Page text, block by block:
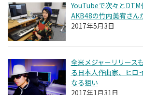
YouTubeで次々とDTM
AKB48の竹内美宥さん
2017年5月3日
全米メジャーリリース
る日本人作曲家、ヒロ
なる狙い
2017年1月31日